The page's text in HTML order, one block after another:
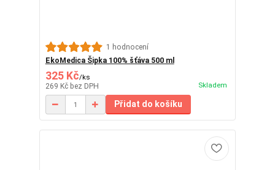
1 hodnocení
EkoMedica Šipka 100% šťáva 500 ml
325 Kč/ks
269 Kč bez DPH Skladem
Přidat do košíku